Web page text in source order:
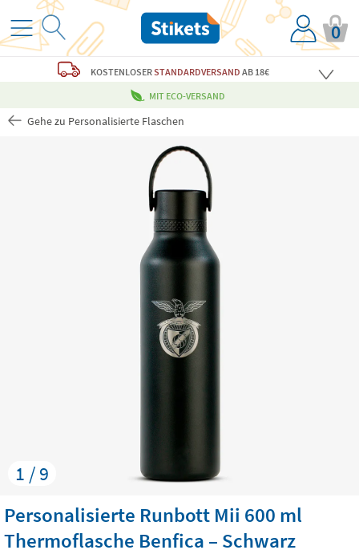
0
KOSTENLOSERSTANDARDVERSAND AB 18€
MIT ECO-VERSAND
Gehe zu Personalisierte Flaschen
1 / 9
Personalisierte Runbott Mii 600 ml
Thermoflasche Benfica – Schwarz